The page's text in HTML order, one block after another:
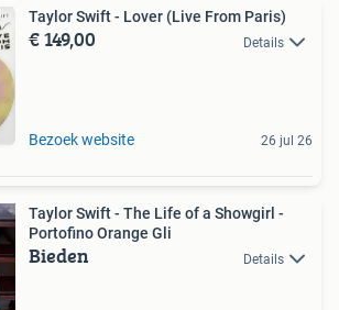
Taylor Swift - Lover (Live From Paris)
€ 149,00 Details
Bezoek website 26 jul 26
Taylor Swift - The Life of a Showgirl -
Portofino Orange Gli
Bieden Details